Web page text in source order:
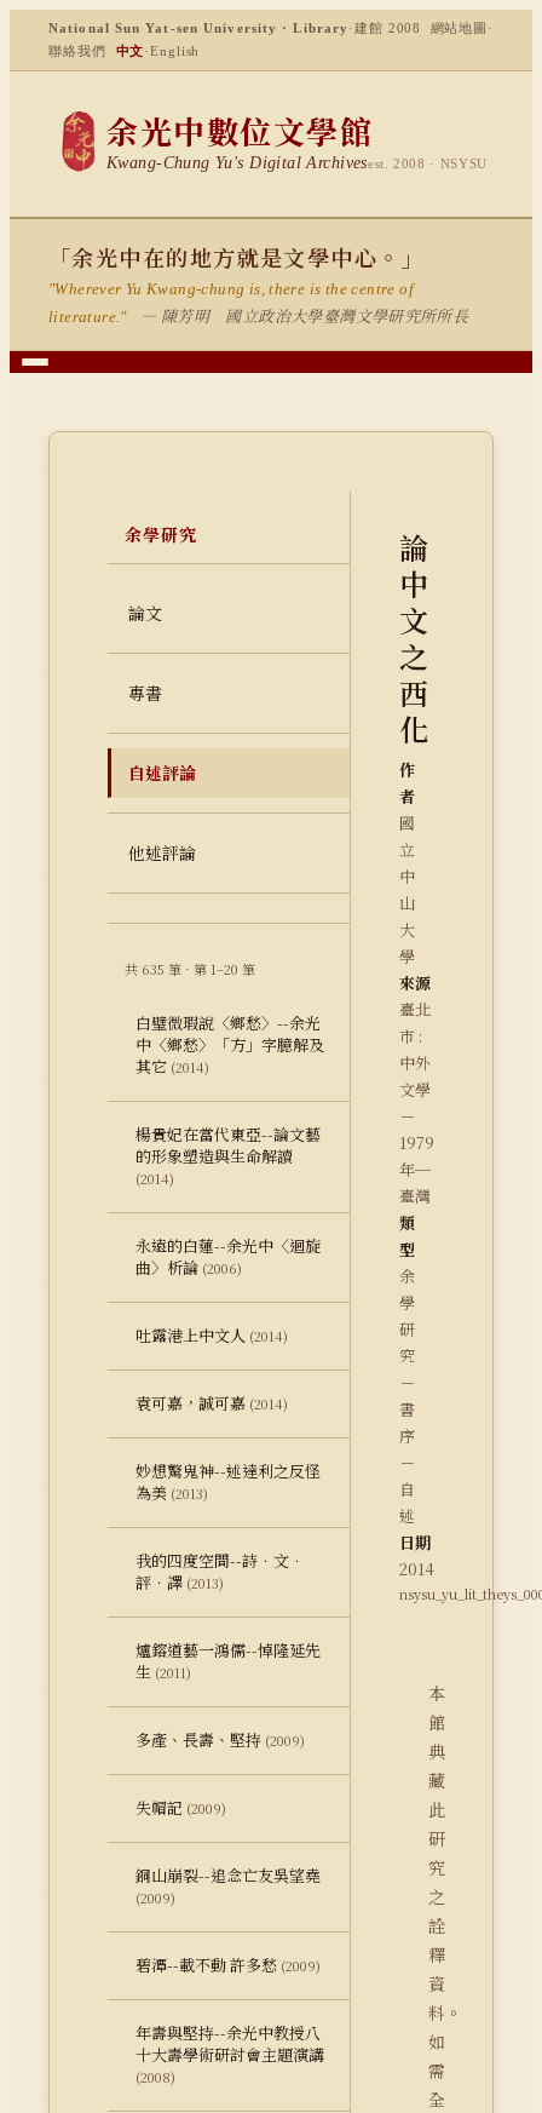
National Sun Yat-sen University · Library ·建館 2008 網站地圖 ·
聯絡我們
中文·English
余光中數位文學館
Kwang-Chung Yu's Digital Archivesest. 2008 · NSYSU
「余光中在的地方就是文學中心。」
"Wherever Yu Kwang-chung is, there is the centre of
literature."
— 陳芳明 國立政治大學臺灣文學研究所所長
余學研究
論文
專書
自述評論
他述評論
共 635 筆 · 第 1–20 筆
白璧微瑕說〈鄉愁〉--余光
中〈鄉愁〉「方」字臆解及
其它 (2014)
楊貴妃在當代東亞--論文藝
的形象塑造與生命解讀
(2014)
永遠的白蓮--余光中〈迴旋
曲〉析論 (2006)
吐露港上中文人 (2014)
袁可嘉，誠可嘉 (2014)
妙想驚鬼神--述達利之反怪
為美 (2013)
我的四度空間--詩．文．
評．譯 (2013)
爐鎔道藝一鴻儒--悼隆延先
生 (2011)
多產、長壽、堅持 (2009)
失帽記 (2009)
銅山崩裂--追念亡友吳望堯
(2009)
碧潭--載不動 許多愁 (2009)
年壽與堅持--余光中教授八
十大壽學術研討會主題演講
(2008)
論
中
文
之
西
化
作
者
國
立
中
山
大
學
來源
臺北
市 :
中外
文學
－
1979
年─
臺灣
類
型
余
學
研
究
－
書
序
－
自
述
日期
2014
本
館
典
藏
此
研
究
之
詮
釋
資
料。
如
需
全